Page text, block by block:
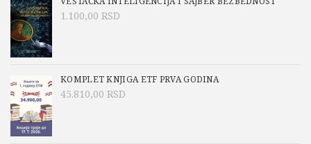
1.100,00 RSD
KOMPLET KNJIGA ETF PRVA GODINA
45.810,00 RSD